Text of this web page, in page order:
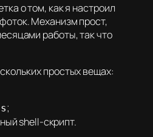
о том, как я настроил
Механизм прост,
работы, так что
простых вещах:
;
shell-скрипт.